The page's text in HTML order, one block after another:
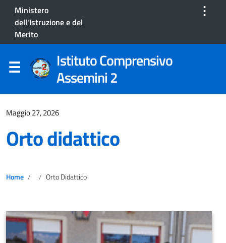
Ministero
dell'Istruzione e del
Merito
⋮
Istituto Comprensivo
Assemini 2
Maggio 27, 2026
Orto didattico
Home Orto Didattico